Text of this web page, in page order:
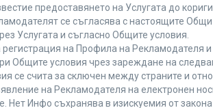
предоставянето на Услугата до
се съгласява с настоящите
Услугата и съгласно Общите условия.
на Профила на Рекламодателя
Общите условия чрез зареждане на
се счита за сключен между страните и
на Рекламодателя на електронен
Инфо съхранява в изискуемия от